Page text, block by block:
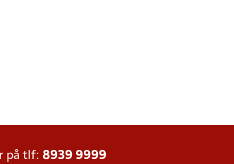
på tlf: 8939 9999